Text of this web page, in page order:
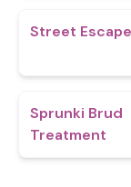
Street Escape
Sprunki Brud
Treatment